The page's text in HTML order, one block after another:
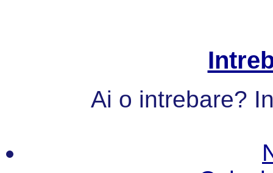
Ai o intrebare?